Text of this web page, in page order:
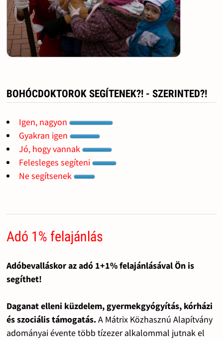
BOHÓCDOKTOROK SEGÍTENEK?! - SZERINTED?!
Igen, nagyon
Gyakran igen
Jó, hogy vannak
Felesleges segíteni
Ne segítsenek
Adó 1% felajánlás
Adóbevalláskor az adó 1+1% felajánlásával Ön is
segíthet!
Daganat elleni küzdelem, gyermekgyógyítás, kórházi
és szociális támogatás.A Mátrix Közhasznú Alapítvány
adományai évente több tízezer alkalommal jutnak el